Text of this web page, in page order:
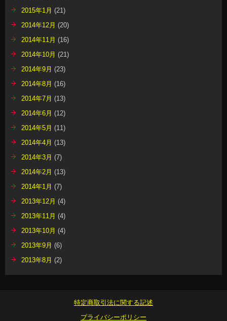
2015年1月 (21)
2014年12月 (20)
2014年11月 (16)
2014年10月 (21)
2014年9月 (23)
2014年8月 (16)
2014年7月 (13)
2014年6月 (12)
2014年5月 (11)
2014年4月 (13)
2014年3月 (7)
2014年2月 (13)
2014年1月 (7)
2013年12月 (4)
2013年11月 (4)
2013年10月 (4)
2013年9月 (6)
2013年8月 (2)
特定商取引法に関する記述
プライバシーポリシー